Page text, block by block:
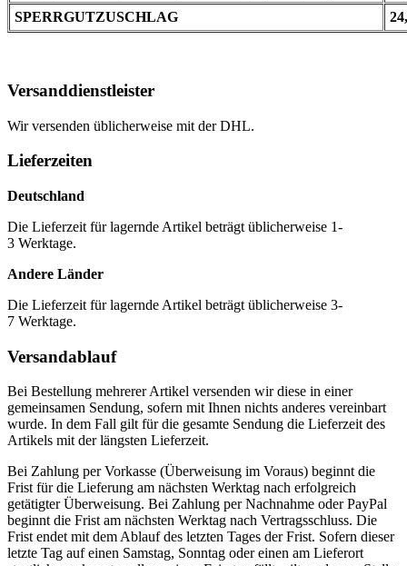
SPERRGUTZUSCHLAG
Versanddienstleister
Wir versenden üblicherweise mit der DHL.
Lieferzeiten
Deutschland
Die Lieferzeit für lagernde Artikel beträgt üblicherweise 1-
3 Werktage.
Andere Länder
Die Lieferzeit für lagernde Artikel beträgt üblicherweise 3-
7 Werktage.
Versandablauf
Bei Bestellung mehrerer Artikel versenden wir diese in einer
gemeinsamen Sendung, sofern mit Ihnen nichts anderes vereinbart
wurde. In dem Fall gilt für die gesamte Sendung die Lieferzeit des
Artikels mit der längsten Lieferzeit.
Bei Zahlung per Vorkasse (Überweisung im Voraus) beginnt die
Frist für die Lieferung am nächsten Werktag nach erfolgreich
getätigter Überweisung. Bei Zahlung per Nachnahme oder PayPal
beginnt die Frist am nächsten Werktag nach Vertragsschluss. Die
Frist endet mit dem Ablauf des letzten Tages der Frist. Sofern dieser
letzte Tag auf einen Samstag, Sonntag oder einen am Lieferort